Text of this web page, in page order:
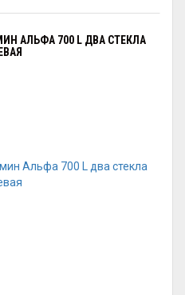
АЛЬФА 700 L ДВА СТЕКЛА